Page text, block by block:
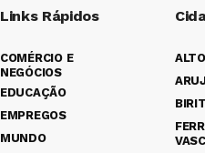
Links Rápidos
COMÉRCIO E
NEGÓCIOS
EDUCAÇÃO
EMPREGOS
MUNDO